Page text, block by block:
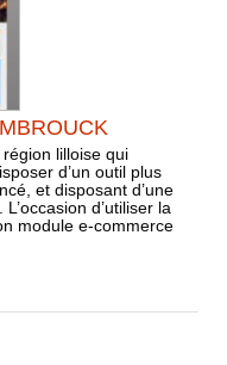
lilloise qui
d’un outil plus
et disposant d’une
d’utiliser la
module e-commerce